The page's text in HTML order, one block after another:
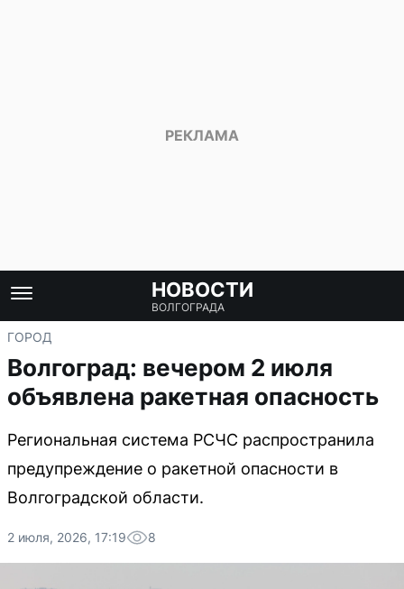
НОВОСТИ
ВОЛГОГРАДА
ГОРОД
Волгоград: вечером 2 июля
объявлена ракетная опасность
Региональная система РСЧС распространила
предупреждение о ракетной опасности в
Волгоградской области.
2 июля, 2026, 17:19 8